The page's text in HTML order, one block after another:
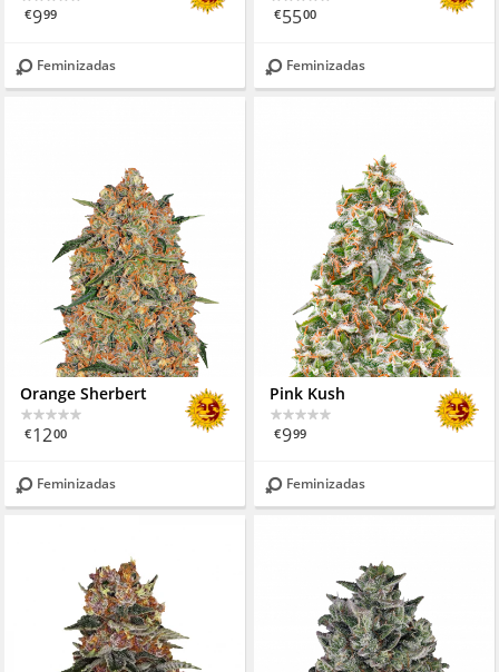
€999
Feminizadas
€5500
Feminizadas
Orange Sherbert
€1200
Feminizadas
Pink Kush
€999
Feminizadas